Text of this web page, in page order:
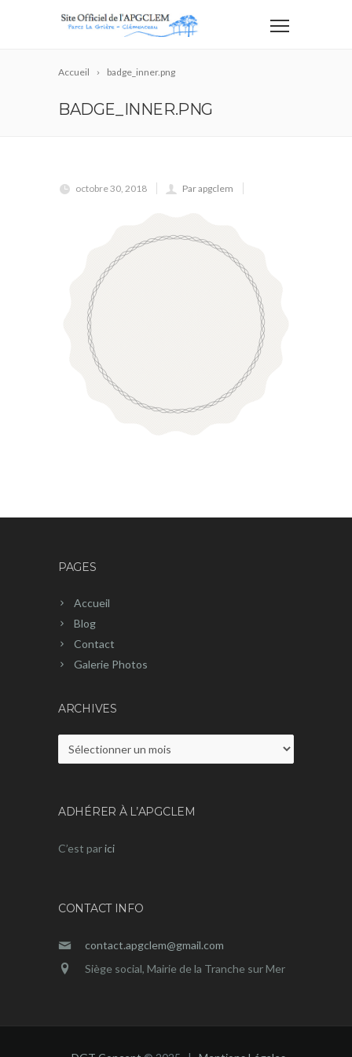
Accueil badge_inner.png
BADGE_INNER.PNG
octobre 30, 2018 Par apgclem
PAGES
Accueil
Blog
Contact
Galerie Photos
ARCHIVES
Archives
ADHÉRER À L’APGCLEM
C’est parici
CONTACT INFO
contact.apgclem@gmail.com
Siège social, Mairie de la Tranche sur Mer